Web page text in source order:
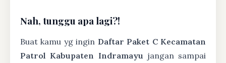
Nah, tunggu apa lagi?!
Buat kamu yg ingin Daftar Paket C Kecamatan
Patrol Kabupaten Indramayu jangan sampai